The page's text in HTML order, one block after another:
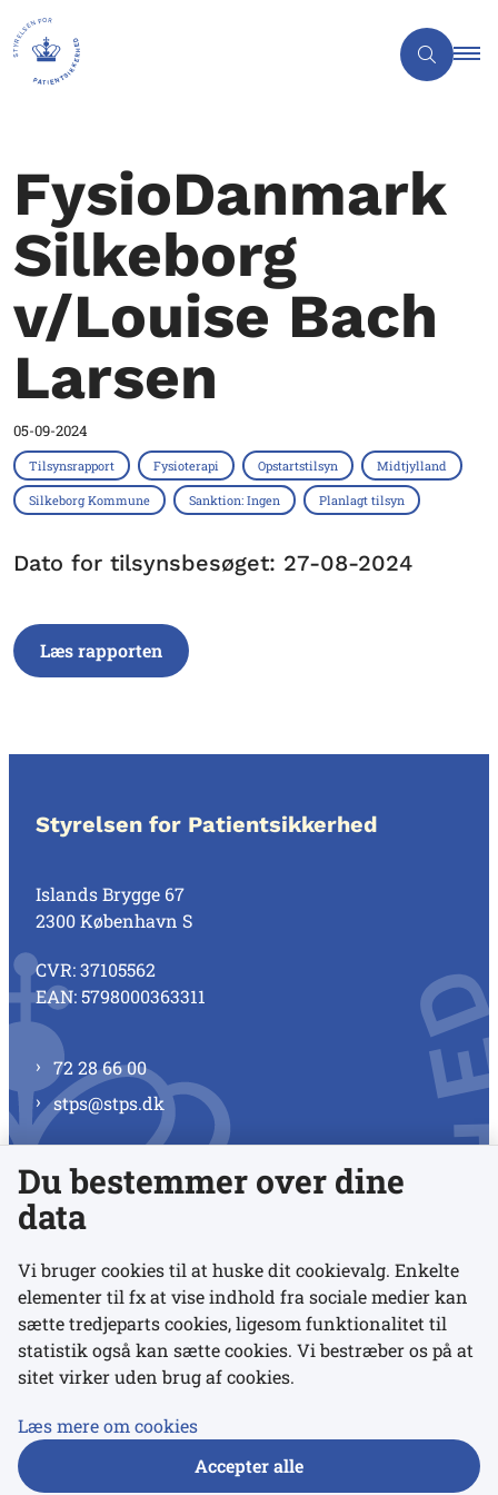
FysioDanmark
Silkeborg
v/Louise Bach
Larsen
05-09-2024
Tilsynsrapport Fysioterapi Opstartstilsyn Midtjylland
Silkeborg Kommune Sanktion: Ingen Planlagt tilsyn
Dato for tilsynsbesøget: 27-08-2024
Læs rapporten
Styrelsen for Patientsikkerhed
Islands Brygge 67
2300 København S
CVR: 37105562
EAN: 5798000363311
72 28 66 00
stps@stps.dk
Se alle kontaktnumre
Links
Udgivelser
Du bestemmer over dine
data
Vi bruger cookies til at huske dit cookievalg. Enkelte
elementer til fx at vise indhold fra sociale medier kan
sætte tredjeparts cookies, ligesom funktionalitet til
statistik også kan sætte cookies. Vi bestræber os på at
sitet virker uden brug af cookies.
Læs mere om cookies
Accepter alle